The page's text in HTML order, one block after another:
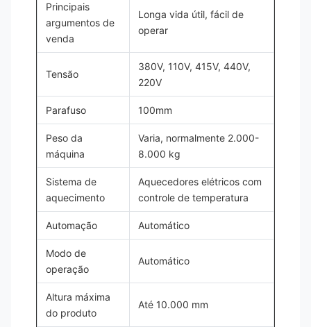
Principais
argumentos de
venda
Longa vida útil, fácil de
operar
Tensão
380V, 110V, 415V, 440V,
220V
Parafuso 100mm
Peso da
máquina
Varia, normalmente 2.000-
8.000 kg
Sistema de
aquecimento
Aquecedores elétricos com
controle de temperatura
Automação Automático
Modo de
operação
Automático
Altura máxima
do produto
Até 10.000 mm